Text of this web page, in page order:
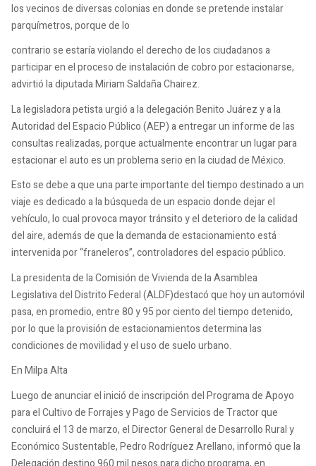
los vecinos de diversas colonias en donde se pretende instalar
parquímetros, porque de lo
contrario se estaría violando el derecho de los ciudadanos a
participar en el proceso de instalación de cobro por estacionarse,
advirtió la diputada Miriam Saldaña Chairez.
La legisladora petista urgió a la delegación Benito Juárez y a la
Autoridad del Espacio Público (AEP) a entregar un informe de las
consultas realizadas, porque actualmente encontrar un lugar para
estacionar el auto es un problema serio en la ciudad de México.
Esto se debe a que una parte importante del tiempo destinado a un
viaje es dedicado a la búsqueda de un espacio donde dejar el
vehículo, lo cual provoca mayor tránsito y el deterioro de la calidad
del aire, además de que la demanda de estacionamiento está
intervenida por “franeleros”, controladores del espacio público.
La presidenta de la Comisión de Vivienda de la Asamblea
Legislativa del Distrito Federal (ALDF)destacó que hoy un automóvil
pasa, en promedio, entre 80 y 95 por ciento del tiempo detenido,
por lo que la provisión de estacionamientos determina las
condiciones de movilidad y el uso de suelo urbano.
En Milpa Alta
Luego de anunciar el inició de inscripción del Programa de Apoyo
para el Cultivo de Forrajes y Pago de Servicios de Tractor que
concluirá el 13 de marzo, el Director General de Desarrollo Rural y
Económico Sustentable, Pedro Rodríguez Arellano, informó que la